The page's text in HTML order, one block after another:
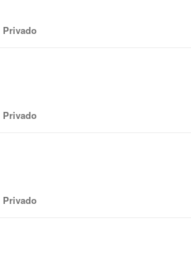
Privado
Privado
Privado